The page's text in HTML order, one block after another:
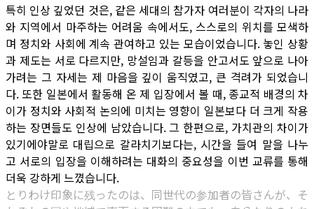
특히 인상 깊었던 것은, 같은 세대의 참가자 여러분이 각자의 나라
와 지역에서 마주하는 어려움 속에서도, 스스로의 위치를 모색하
며 정치와 사회에 계속 관여하고 있는 모습이었습니다. 놓인 상황
과 제도는 서로 다르지만, 망설임과 갈등을 안고서도 앞으로 나아
가려는 그 자세는 제 마음을 깊이 움직였고, 큰 격려가 되었습니
다. 또한 일본에서 활동해 온 제 입장에서 볼 때, 종교적 배경의 차
이가 정치와 사회적 논의에 미치는 영향이 일본보다 더 크게 작용
하는 장면들도 인상에 남았습니다. 그 한편으로, 가치관의 차이가
있기에야말로 대립으로 갈라치기보다는, 시간을 들여 말을 나누
고 서로의 입장을 이해하려는 대화의 중요성을 이번 교류를 통해
더욱 강하게 느꼈습니다.
とりわけ印象に残ったのは、同世代の参加者の皆さんが、そ